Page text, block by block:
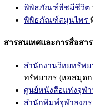
พิพิธภัณฑ์พืชมีชีวิต
พิพิธภัณฑ์สมุนไพร
สารสนเทศและการสื่อสาร
สำนักงานวิทยทรัพ
ทรัพยากร (หอสมุดก
ศูนย์หนังสือแห่งจุฬา
สำนักพิมพ์จุฬาลงก